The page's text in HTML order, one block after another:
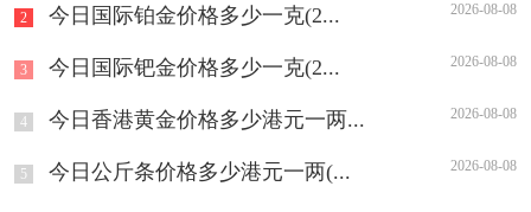
2 今日国际铂金价格多少一克(2... 2026-08-08
3 今日国际钯金价格多少一克(2... 2026-08-08
4 今日香港黄金价格多少港元一两... 2026-08-08
5 今日公斤条价格多少港元一两(... 2026-08-08